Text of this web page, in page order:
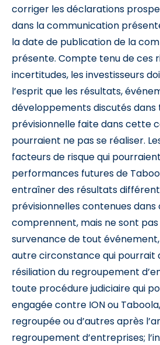
corriger les déclarations
dans la communication
la date de publication de la
présente. Compte tenu de ces
incertitudes, les investisseurs
l’esprit que les résultats,
développements discutés
prévisionnelle faite dans cette
pourraient ne pas se réaliser.
facteurs de risque qui
performances futures de
entraîner des résultats
prévisionnelles contenues
comprennent, mais ne sont pas
survenance de tout
autre circonstance qui pourrait
résiliation du regroupement
toute procédure judiciaire qui
engagée contre ION ou
regroupée ou d’autres après
regroupement d’entreprises;